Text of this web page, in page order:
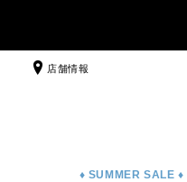
店舗情報
♦ SUMMER SALE ♦